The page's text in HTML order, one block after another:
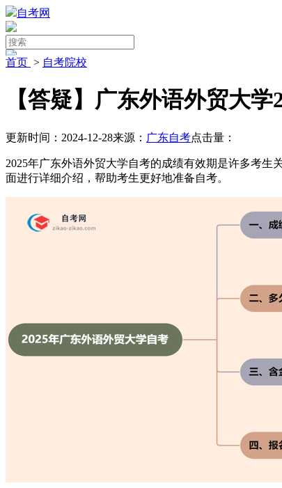
自考网
首页 > 自考院校
【答疑】广东外语外贸大
更新时间：2024-12-28来源： 广东自考点击量：
2025年广东外语外贸大学自考的成绩有效期是许多考
面进行详细介绍，帮助考生更好地准备自考。